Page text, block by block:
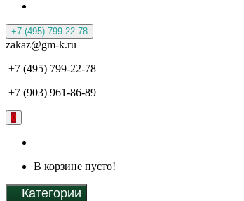
+7 (495) 799-22-78
zakaz@gm-k.ru
+7 (495) 799-22-78
+7 (903) 961-86-89
0
В корзине пусто!
Категории